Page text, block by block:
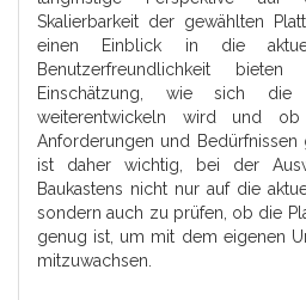
Skalierbarkeit der gewählten
einen Einblick in die
Benutzerfreundlichkeit
Einschätzung, wie sich
weiterentwickeln wird und
Anforderungen und Bedürfnissen
ist daher wichtig, bei der
Baukastens nicht nur auf die
sondern auch zu prüfen, ob die
genug ist, um mit dem eigenen
mitzuwachsen.